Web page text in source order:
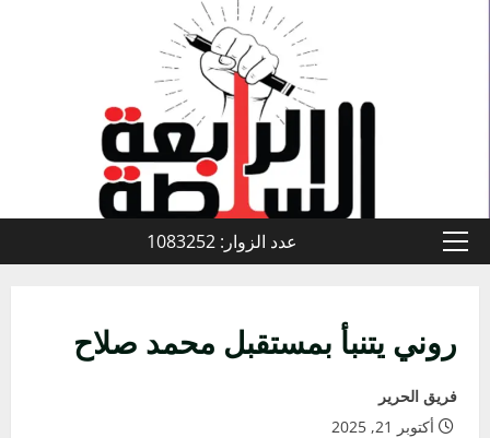
القائمة
عدد الزوار: 1083252
روني يتنبأ بمستقبل محمد صلاح
فريق الحرير
أكتوبر 21, 2025